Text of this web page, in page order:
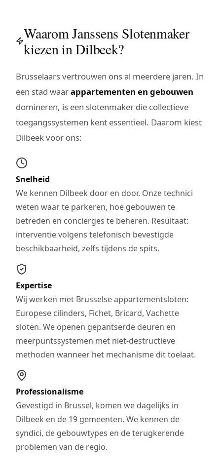
Waarom Janssens Slotenmaker
kiezen in Dilbeek?
Brusselaars vertrouwen ons al meerdere jaren. In
een stad waarappartementen en gebouwen
domineren, is een slotenmaker die collectieve
toegangssystemen kent essentieel. Daarom kiest
Dilbeek voor ons:
Snelheid
We kennen Dilbeek door en door. Onze technici
weten waar te parkeren, hoe gebouwen te
betreden en conciërges te beheren. Resultaat:
interventie volgens telefonisch bevestigde
beschikbaarheid, zelfs tijdens de spits.
Expertise
Wij werken met Brusselse appartementsloten:
Europese cilinders, Fichet, Bricard, Vachette
sloten. We openen gepantserde deuren en
meerpuntssystemen met niet-destructieve
methoden wanneer het mechanisme dit toelaat.
Professionalisme
Gevestigd in Brussel, komen we dagelijks in
Dilbeek en de 19 gemeenten. We kennen de
syndici, de gebouwtypes en de terugkerende
problemen van de regio.